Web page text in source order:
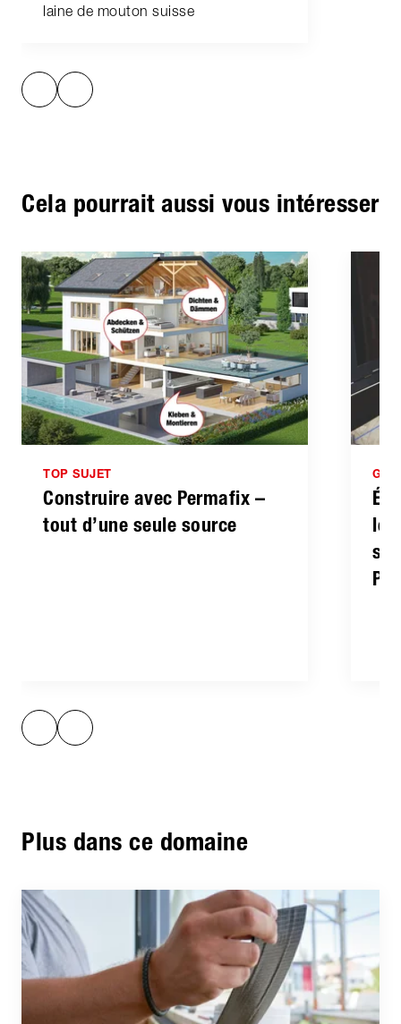
laine de mouton suisse
Cela pourrait aussi vous intéresser
TOP SUJET
Construire avec Permafix –
tout d’une seule source
Plus dans ce domaine